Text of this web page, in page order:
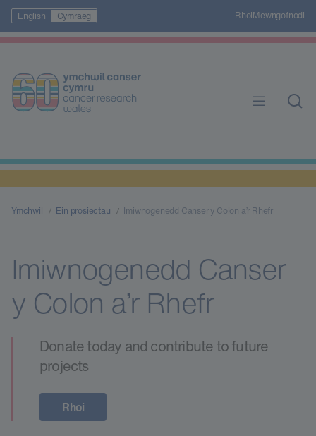
English Cymraeg RhoiMewngofnodi
Ymchwil Ein prosiectau Imiwnogenedd Canser y Colon a’r Rhefr
Imiwnogenedd Canser
y Colon a’r Rhefr
Donate today and contribute to future
projects
Rhoi